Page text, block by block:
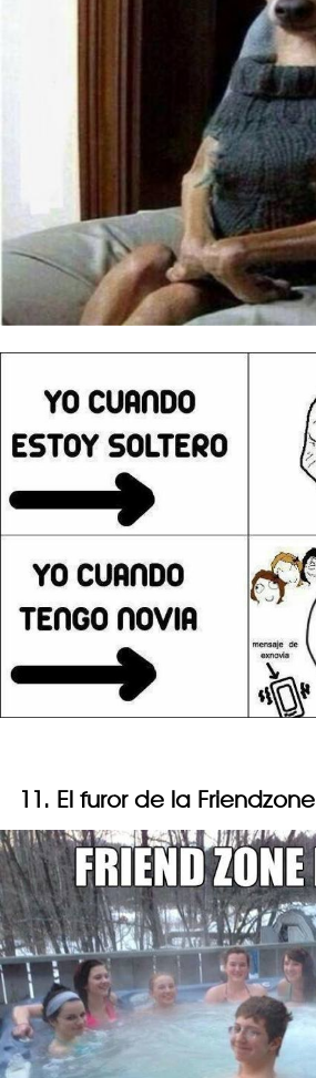
11. El furor de la Friendzone